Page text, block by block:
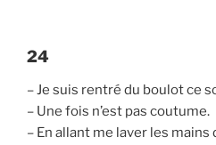
24
– Je suis rentré du boulot ce
– Une fois n’est pas coutume.
– En allant me laver les mains